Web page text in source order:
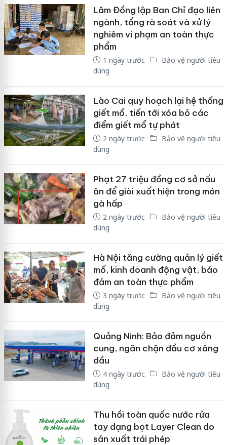
Lâm Đồng lập Ban Chỉ đạo liên
ngành, tổng rà soát và xử lý
nghiêm vi phạm an toàn thực
phẩm
1 ngày trước
Bảo vệ người tiêu
dùng
Lào Cai quy hoạch lại hệ thống
giết mổ, tiến tới xóa bỏ các
điểm giết mổ tự phát
2 ngày trước
Bảo vệ người tiêu
dùng
Phạt 27 triệu đồng cơ sở nấu
ăn để giòi xuất hiện trong món
gà hấp
2 ngày trước
Bảo vệ người tiêu
dùng
Hà Nội tăng cường quản lý giết
mổ, kinh doanh động vật, bảo
đảm an toàn thực phẩm
3 ngày trước
Bảo vệ người tiêu
dùng
Quảng Ninh: Bảo đảm nguồn
cung, ngăn chặn đầu cơ xăng
dầu
4 ngày trước
Bảo vệ người tiêu
dùng
Thu hồi toàn quốc nước rửa
tay dạng bọt Layer Clean do
sản xuất trái phép